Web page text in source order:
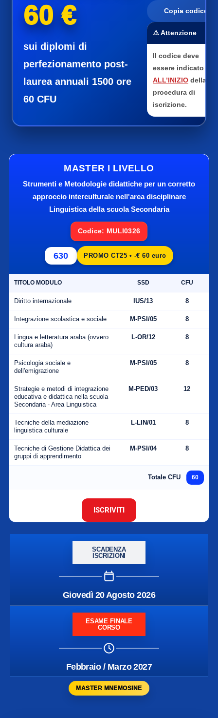
60 €
sui diplomi di
perfezionamento post-
laurea annuali 1500 ore
60 CFU
Copia codice
⚠️ Attenzione
Il codice deve
essere indicato
ALL’INIZIO della
procedura di
iscrizione.
MASTER I LIVELLO
Strumenti e Metodologie didattiche per un corretto
approccio interculturale nell'area disciplinare
Linguistica della scuola Secondaria
Codice: MULI0326
630 PROMO CT25 • -€ 60 euro
TITOLO MODULO SSD CFU
Diritto internazionale IUS/13 8
Integrazione scolastica e sociale M-PSI/05 8
Lingua e letteratura araba (ovvero
cultura araba)
L-OR/12 8
Psicologia sociale e
dell'emigrazione
M-PSI/05 8
Strategie e metodi di integrazione
educativa e didattica nella scuola
Secondaria - Area Linguistica
M-PED/03 12
Tecniche della mediazione
linguistica culturale
L-LIN/01 8
Tecniche di Gestione Didattica dei
gruppi di apprendimento
M-PSI/04 8
Totale CFU 60
ISCRIVITI
SCADENZA
ISCRIZIONI
Giovedì 20 Agosto 2026
ESAME FINALE
CORSO
Febbraio / Marzo 2027
MASTER MNEMOSINE